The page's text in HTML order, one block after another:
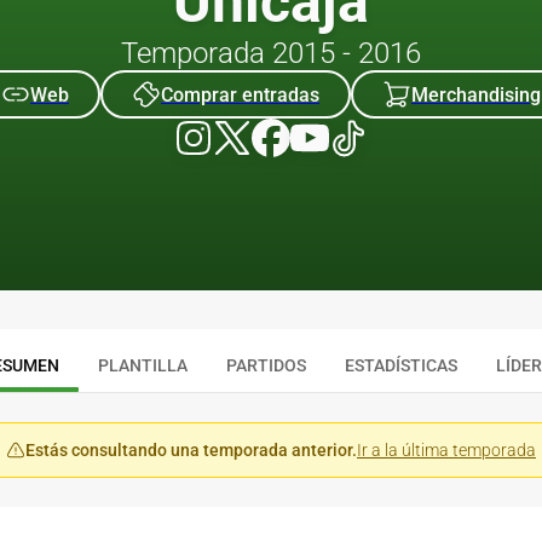
Temporada 2015 - 2016
Web Comprar entradas Merchandising
PLANTILLA PARTIDOS ESTADÍSTICAS
Estás consultando una temporada anterior.Ir a la última temporada